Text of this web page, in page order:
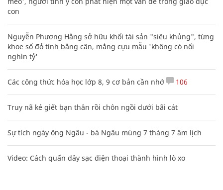
con
Nguyễn Phương Hằng sở hữu khối tài sản "siêu khủng", từng
khoe sổ đỏ tính bằng cân, mắng cựu mẫu 'không có nổi
nghìn tỷ'
Các công thức hóa học lớp 8, 9 cơ bản cần nhớ 106
Truy nã kẻ giết bạn thân rồi chôn ngồi dưới bãi cát
Sự tích ngày ông Ngâu - bà Ngâu mùng 7 tháng 7 âm lịch
Video: Cách quấn dây sạc điện thoại thành hình lò xo